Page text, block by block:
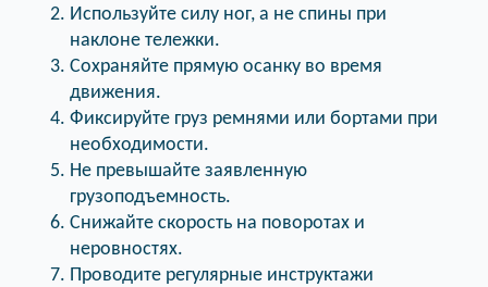
Используйте силу ног, а не спины при
наклоне тележки.
Сохраняйте прямую осанку во время
движения.
Фиксируйте груз ремнями или бортами при
необходимости.
Не превышайте заявленную
грузоподъемность.
Снижайте скорость на поворотах и
неровностях.
Проводите регулярные инструктажи